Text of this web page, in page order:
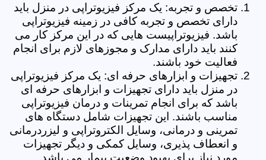
تخصص و تجربه: یک مرکز فیزیوتراپی در منزل باید
دارای تخصص و تجربه کافی در زمینه فیزیوتراپی
باشد. فیزیوتراپیست هایی که در این مرکز کار می
کنند باید دارای مدارک و مجوزهای لازم برای انجام
فعالیت خود باشند.
تجهیزات و ابزارهای حرفه ای: یک مرکز فیزیوتراپی
در منزل باید دارای تجهیزات و ابزارهای حرفه ای
باشد که برای انجام تمرینات و درمان فیزیوتراپی
مناسب باشند. این تجهیزات شامل دستگاه های
تمرینی و درمانی، وسایل الکتروتراپی و لیزردرمانی
و انعطاف پذیری، وسایل کمکی و دیگر تجهیزات
مورد نیاز برای بهبود وضعیت بیمار می باشد.